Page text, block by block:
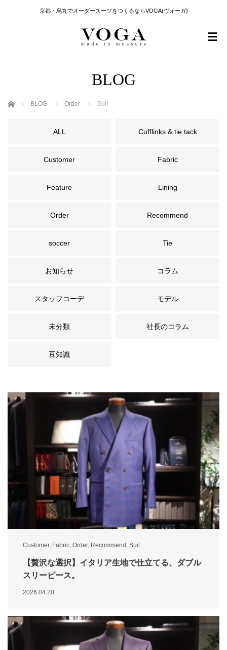
京都・烏丸でオーダースーツをつくるならVOGA(ヴォーガ)
BLOG
ホーム BLOG Order Suit
ALL Cufflinks & tie tack
Customer Fabric
Feature Lining
Order Recommend
soccer Tie
お知らせ コラム
スタッフコーデ モデル
未分類 社長のコラム
豆知識
Customer, Fabric Order, Recommend Suit
【贅沢な選択】イタリア生地で仕立てる、ダブル
スリーピース。
2026.04.20